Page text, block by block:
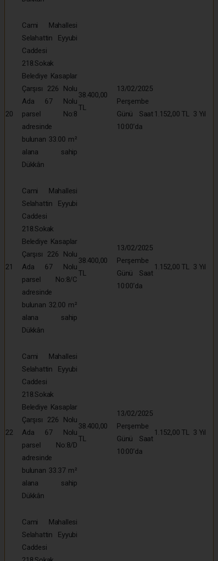
20
Cami Mahallesi
Selahattin Eyyubi
Caddesi
218.Sokak
Belediye Kasaplar
Çarşısı 226 Nolu
Ada 67 Nolu
parsel No:8
adresinde
bulunan 33.00 m²
alana sahip
Dükkân
38.400,00
TL
13/02/2025
Perşembe
Günü Saat
10:00’da
1.152,00 TL 3 Yıl
21
Cami Mahallesi
Selahattin Eyyubi
Caddesi
218.Sokak
Belediye Kasaplar
Çarşısı 226 Nolu
Ada 67 Nolu
parsel No:8/C
adresinde
bulunan 32.00 m²
alana sahip
Dükkân
38.400,00
TL
13/02/2025
Perşembe
Günü Saat
10:00’da
1.152,00 TL 3 Yıl
22
Cami Mahallesi
Selahattin Eyyubi
Caddesi
218.Sokak
Belediye Kasaplar
Çarşısı 226 Nolu
Ada 67 Nolu
parsel No:8/D
adresinde
bulunan 33.37 m²
alana sahip
Dükkân
38.400,00
TL
13/02/2025
Perşembe
Günü Saat
10:00’da
1.152,00 TL 3 Yıl
Cami Mahallesi
Selahattin Eyyubi
Caddesi